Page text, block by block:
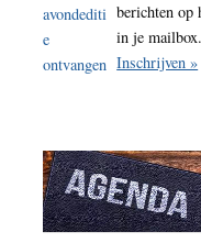
berichten op
in je mailbox.
Inschrijven »